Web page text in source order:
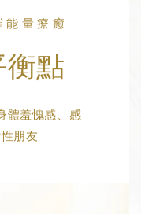
量療癒
點
體羞愧感、感
朋友